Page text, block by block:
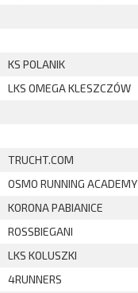
KS POLANIK
LKS OMEGA KLESZCZÓW
TRUCHT.COM
OSMO RUNNING ACADEMY
KORONA PABIANICE
ROSSBIEGANI
LKS KOLUSZKI
4RUNNERS